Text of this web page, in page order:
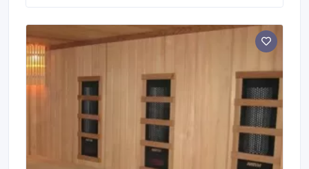
такой подход оправдал себя на 100%.